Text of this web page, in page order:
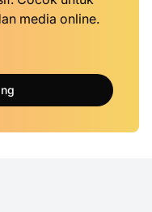
media online.